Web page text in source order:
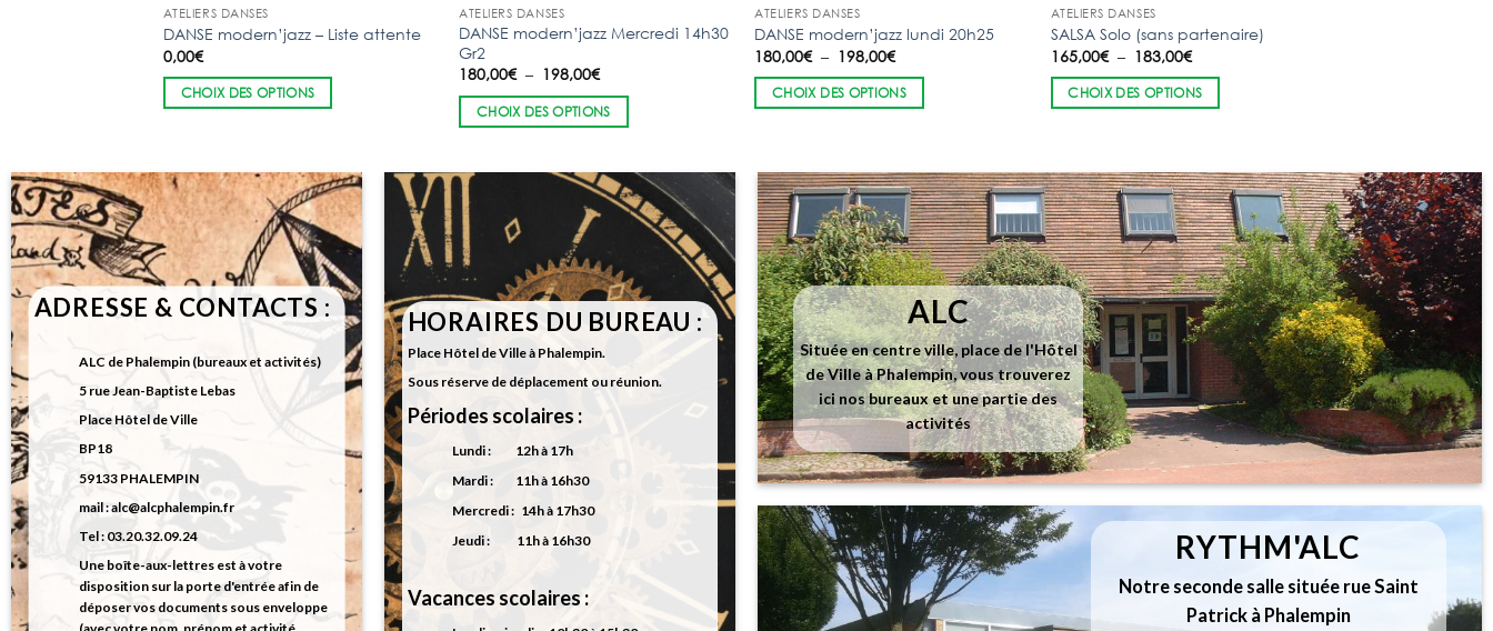
ATELIERS DANSES
DANSE modern’jazz – Liste attente
0,00€
CHOIX DES OPTIONS
ATELIERS DANSES
DANSE modern’jazz Mercredi 14h30
Gr2
180,00€ – 198,00€Plage
prix :
180,00€
CHOIX DES OPTIONS
ATELIERS DANSES
DANSE modern’jazz lundi 20h25
180,00€ – 198,00€Plage
prix :
180,00€
CHOIX DES OPTIONS
ATELIERS DANSES
SALSA Solo (sans partenaire)
165,00€ – 183,00€Plage
prix :
165,00€
CHOIX DES OPTIONS
ADRESSE & CONTACTS :
ALC de Phalempin (bureaux et activités)
5 rue Jean-Baptiste Lebas
Place Hôtel de Ville
BP18
59133 PHALEMPIN
mail : alc@alcphalempin.fr
Tel : 03.20.32.09.24
Une boîte-aux-lettres est à votre
disposition sur la porte d'entrée afin de
déposer vos documents sous enveloppe
HORAIRES DU BUREAU :
Place Hôtel de Ville à Phalempin.
Sous réserve de déplacement ou réunion.
Périodes scolaires :
Lundi : 12h à 17h
Mardi : 11h à 16h30
Mercredi : 14h à 17h30
Jeudi : 11h à 16h30
Vacances scolaires :
ALC
Située en centre ville, place de l'Hôtel
de Ville à Phalempin, vous trouverez
ici nos bureaux et une partie des
activités
RYTHM'ALC
Notre seconde salle située rue Saint
Patrick à Phalempin